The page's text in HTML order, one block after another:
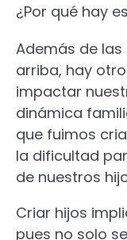
¿Por qué hay
Además de
arriba, hay
impactar
dinámica
que fuimos
la dificultad
de nuestros
Criar hijos
pues no solo